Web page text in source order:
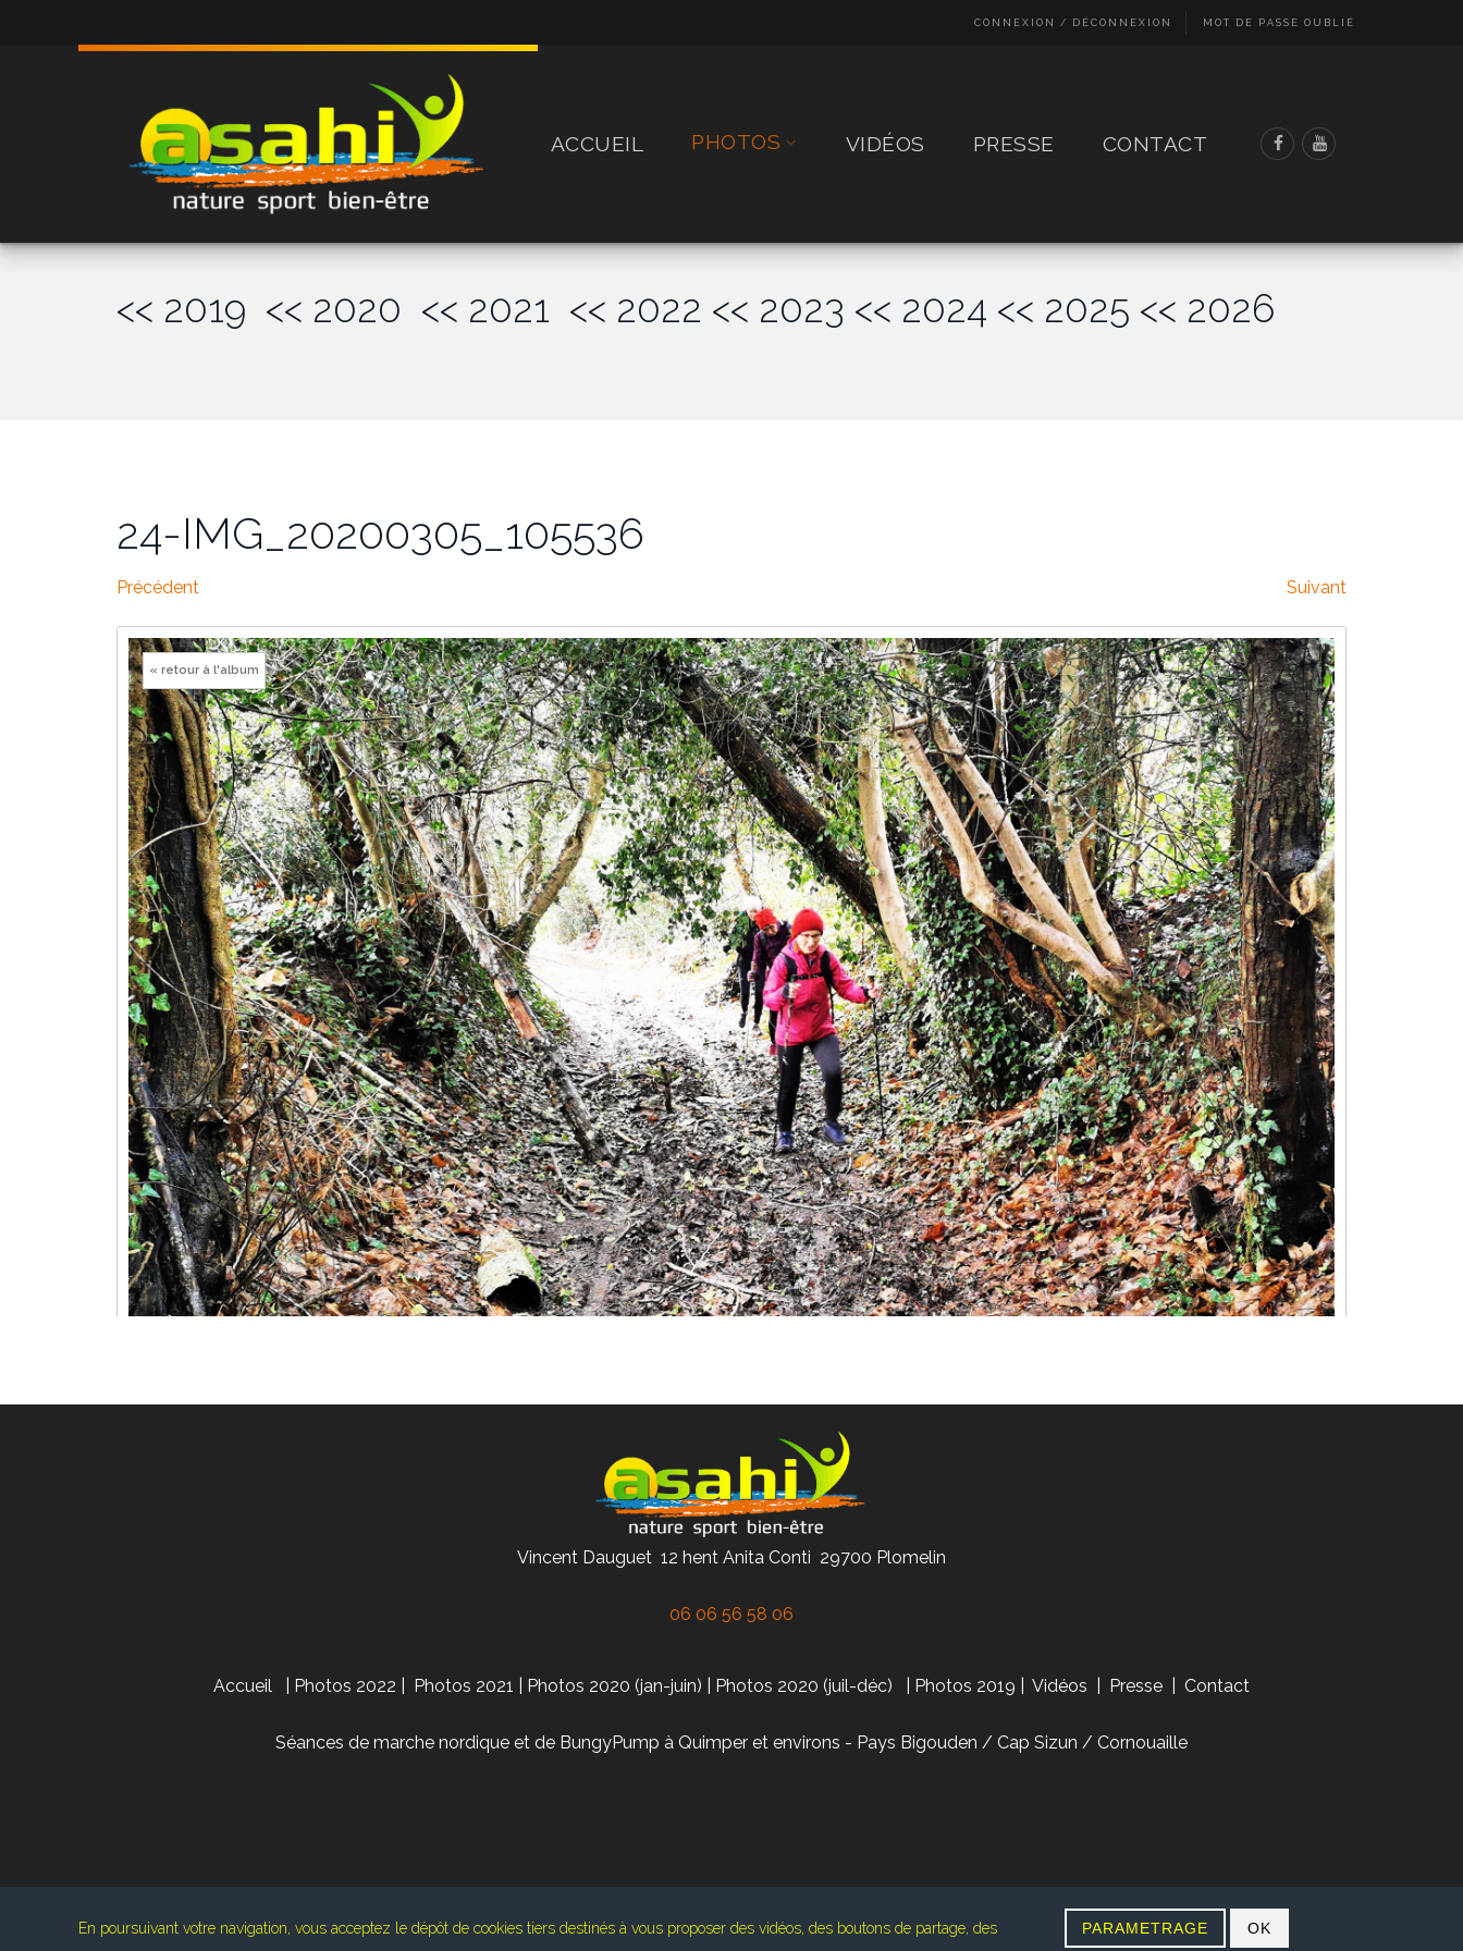
CONNEXION / DÉCONNEXION MOT DE PASSE OUBLIÉ
ACCUEIL PHOTOS VIDÉOS PRESSE CONTACT
<< 2019 << 2020 << 2021 << 2022 << 2023 << 2024 << 2025 << 2026
24-IMG_20200305_105536
Précédent Suivant
« retour à l'album
Vincent Dauguet 12 hent Anita Conti 29700 Plomelin
06 06 56 58 06
Accueil Photos 2022 Photos 2021 Photos 2020 (jan-juin) Photos 2020 (juil-déc) Photos 2019 Vidéos Presse Contact
Séances de marche nordique et de BungyPump à Quimper et environs - Pays Bigouden / Cap Sizun / Cornouaille
En poursuivant votre navigation, vous acceptez le dépôt de cookies tiers destinés à vous proposer des vidéos, des boutons de partage, des
PARAMETRAGE OK